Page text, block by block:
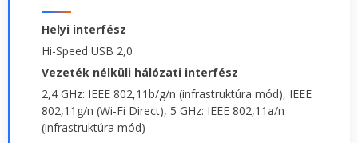
Helyi interfész
Hi-Speed USB 2,0
Vezeték nélküli hálózati interfész
2,4 GHz: IEEE 802,11b/g/n (infrastruktúra mód), IEEE
802,11g/n (Wi-Fi Direct), 5 GHz: IEEE 802,11a/n
(infrastruktúra mód)